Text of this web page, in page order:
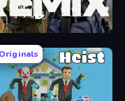
Assault Remix
Originals